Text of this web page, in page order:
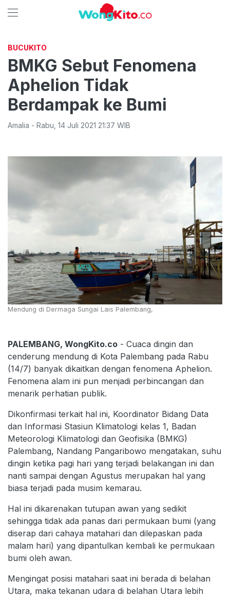
BUCUKITO
BMKG Sebut Fenomena
Aphelion Tidak
Berdampak ke Bumi
Amalia - Rabu 14 Juli 2021 21:37 WIB
Mendung di Dermaga Sungai Lais Palembang,
PALEMBANG, WongKito.co - Cuaca dingin dan
cenderung mendung di Kota Palembang pada Rabu
(14/7) banyak dikaitkan dengan fenomena Aphelion.
Fenomena alam ini pun menjadi perbincangan dan
menarik perhatian publik.
Dikonfirmasi terkait hal ini, Koordinator Bidang Data
dan Informasi Stasiun Klimatologi kelas 1, Badan
Meteorologi Klimatologi dan Geofisika (BMKG)
Palembang, Nandang Pangaribowo mengatakan, suhu
dingin ketika pagi hari yang terjadi belakangan ini dan
nanti sampai dengan Agustus merupakan hal yang
biasa terjadi pada musim kemarau.
Hal ini dikarenakan tutupan awan yang sedikit
sehingga tidak ada panas dari permukaan bumi (yang
diserap dari cahaya matahari dan dilepaskan pada
malam hari) yang dipantulkan kembali ke permukaan
bumi oleh awan.
Mengingat posisi matahari saat ini berada di belahan
Utara, maka tekanan udara di belahan Utara lebih